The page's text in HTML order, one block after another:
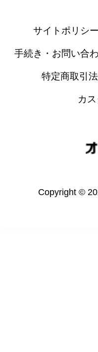
サイトポリシー
手続き・お問い合
特定商取引
カ
Copyright ©